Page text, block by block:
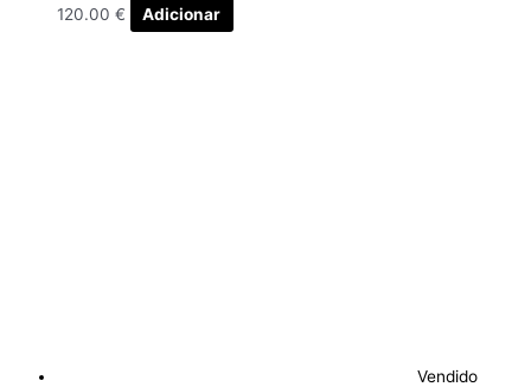
120.00 € Adicionar
Vendido